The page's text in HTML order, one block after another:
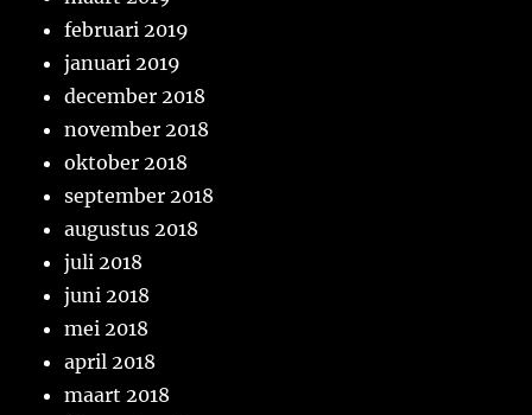
februari 2019
januari 2019
december 2018
november 2018
oktober 2018
september 2018
augustus 2018
juli 2018
juni 2018
mei 2018
april 2018
maart 2018